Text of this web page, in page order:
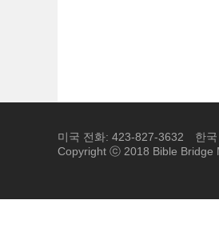
미국 전화: 423-827-3632
한
Copyright ⓒ 2018 Bible Bridge